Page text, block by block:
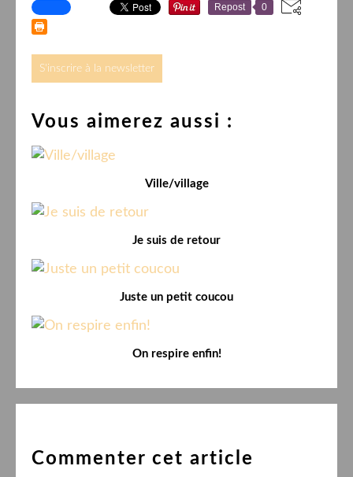
Repost 0
S'inscrire à la newsletter
Vous aimerez aussi :
Ville/village
Je suis de retour
Juste un petit coucou
On respire enfin!
Commenter cet article